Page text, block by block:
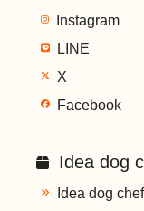
Instagram
LINE
X
Facebook
Idea dog
Idea dog